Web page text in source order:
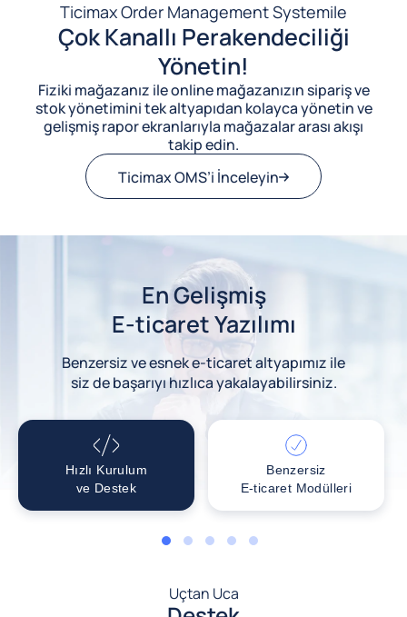
Ticimax Order Management Systemile
Çok Kanallı Perakendeciliği
Yönetin!
Fiziki mağazanız ile online mağazanızın sipariş ve
stok yönetimini tek altyapıdan kolayca yönetin ve
gelişmiş rapor ekranlarıyla mağazalar arası akışı
takip edin.
Ticimax OMS’i İnceleyin
En Gelişmiş
E-ticaret Yazılımı
Benzersiz ve esnek e-ticaret altyapımız ile
siz de başarıyı hızlıca yakalayabilirsiniz.
Hızlı Kurulum
ve Destek
Benzersiz
E-ticaret Modülleri
1 2 3 4 5
Uçtan Uca